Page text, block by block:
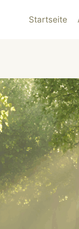
Startseite